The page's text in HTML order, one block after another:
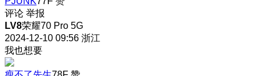
评论 举报
LV8荣耀70 Pro 5G
2024-12-10 09:56 浙江
我也想要